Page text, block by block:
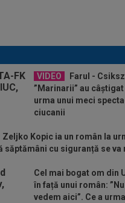
VIDEO
Farul -
”Marinarii” au câștigat
urma unui meci
ciucanii
Zeljko Kopic ia un român la
săptămâni cu siguranță se va
Cel mai bogat om din
în față unui român:
vedem aici”. Ce a